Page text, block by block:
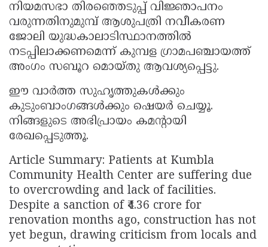
നിയമസഭാ തിരഞ്ഞെടുപ്പ് വിജ്ഞാപനം
വരുന്നതിനുമുമ്പ് ആശുപത്രി നവീകരണ
ജോലി യുദ്ധകാലാടിസ്ഥാനത്തിൽ
നടപ്പിലാക്കണമെന്ന് കുമ്പള ഗ്രാമപഞ്ചായത്ത്
അംഗം സബൂറ മൊയ്തു ആവശ്യപ്പെട്ടു.
ഈ വാർത്ത സുഹൃത്തുകൾക്കും
കുടുംബാംഗങ്ങൾക്കും ഷെയർ ചെയ്യൂ.
നിങ്ങളുടെ അഭിപ്രായം കമന്റായി
രേഖപ്പെടുത്തൂ.
Article Summary: Patients at Kumbla
Community Health Center are suffering due
to overcrowding and lack of facilities.
Despite a sanction of ₹4.36 crore for
renovation months ago, construction has not
yet begun, drawing criticism from locals and